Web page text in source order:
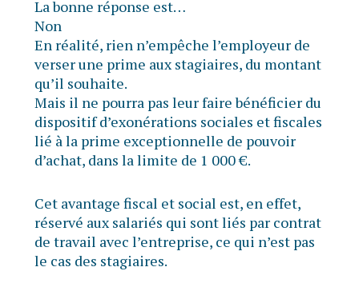
La bonne réponse est…
Non
En réalité, rien n’empêche l’employeur de
verser une prime aux stagiaires, du montant
qu’il souhaite.
Mais il ne pourra pas leur faire bénéficier du
dispositif d’exonérations sociales et fiscales
lié à la prime exceptionnelle de pouvoir
d’achat, dans la limite de 1 000 €.
Cet avantage fiscal et social est, en effet,
réservé aux salariés qui sont liés par contrat
de travail avec l’entreprise, ce qui n’est pas
le cas des stagiaires.